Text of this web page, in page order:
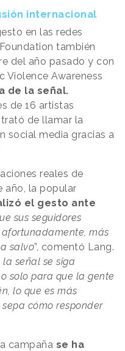
internacional
en las redes
también
del año pasado y con
Violence Awareness
de la señal.
de 16 artistas
de llamar la
social media gracias a
reales de
año, la popular
el gesto ante
sus seguidores
más
salvo”, comentó Lang.
la señal se siga
solo para que la gente
lo que es más
cómo responder
campaña se ha